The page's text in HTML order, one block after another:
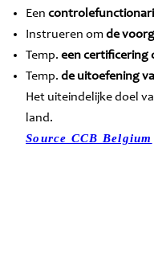
Een
Instrueren omde
Temp.een certificering
Temp.de uitoefening
Het uiteindelijke doel
land.
Source CCB Belgium